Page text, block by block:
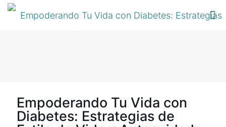
Empoderando Tu Vida con
Diabetes: Estrategias de